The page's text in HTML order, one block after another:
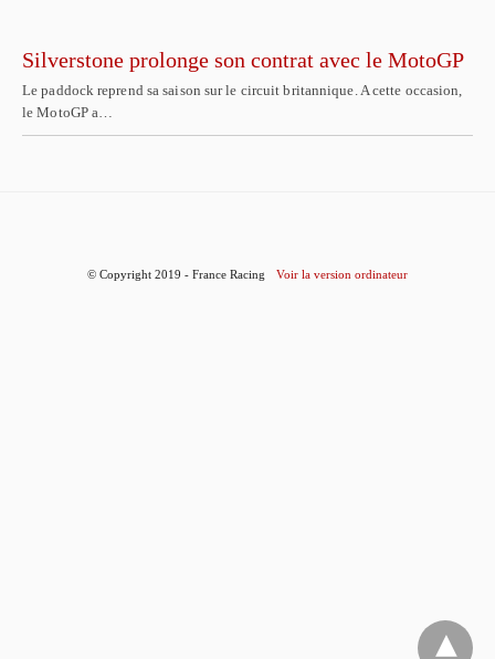
Silverstone prolonge son contrat avec le MotoGP
Le paddock reprend sa saison sur le circuit britannique. A cette occasion,
le MotoGP a…
© Copyright 2019 - France Racing Voir la version ordinateur